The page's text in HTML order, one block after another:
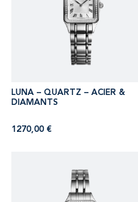
LUNA – QUARTZ – ACIER &
DIAMANTS
1270,00 €